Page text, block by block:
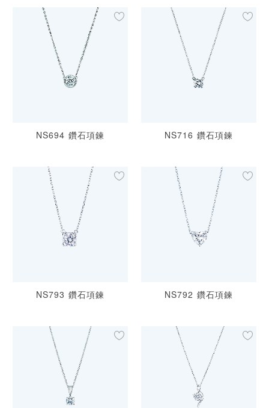
NS694 鑽石項鍊 NS716 鑽石項鍊
NS793 鑽石項鍊 NS792 鑽石項鍊